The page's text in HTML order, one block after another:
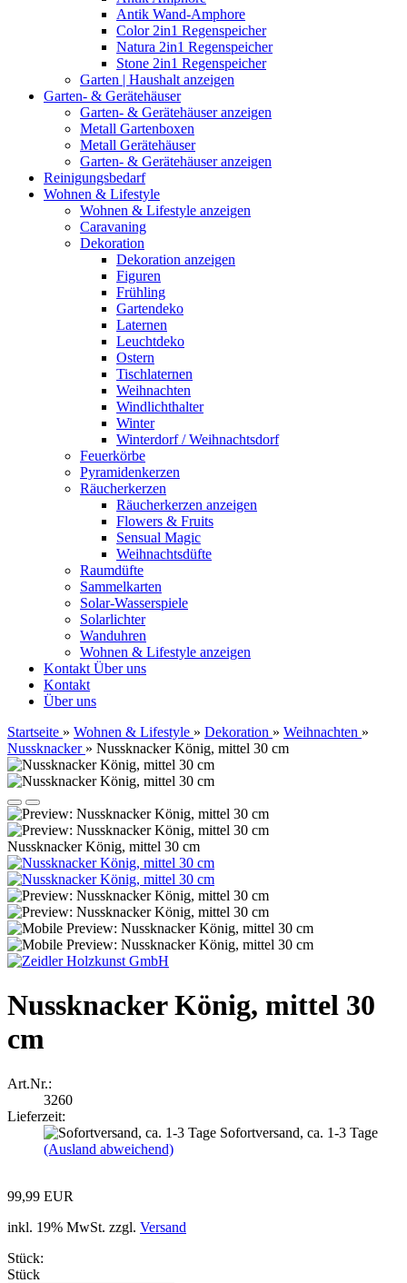
Antik Wand-Amphore
Color 2in1 Regenspeicher
Natura 2in1 Regenspeicher
Stone 2in1 Regenspeicher
Garten | Haushalt anzeigen
Garten- & Gerätehäuser
Garten- & Gerätehäuser anzeigen
Metall Gartenboxen
Metall Gerätehäuser
Garten- & Gerätehäuser anzeigen
Reinigungsbedarf
Wohnen & Lifestyle
Wohnen & Lifestyle anzeigen
Caravaning
Dekoration
Dekoration anzeigen
Figuren
Frühling
Gartendeko
Laternen
Leuchtdeko
Ostern
Tischlaternen
Weihnachten
Windlichthalter
Winter
Winterdorf / Weihnachtsdorf
Feuerkörbe
Pyramidenkerzen
Räucherkerzen
Räucherkerzen anzeigen
Flowers & Fruits
Sensual Magic
Weihnachtsdüfte
Raumdüfte
Sammelkarten
Solar-Wasserspiele
Solarlichter
Wanduhren
Wohnen & Lifestyle anzeigen
Kontakt Über uns
Kontakt
Über uns
Startseite » Wohnen & Lifestyle » Dekoration » Weihnachten »
Nussknacker » Nussknacker König, mittel 30 cm
Nussknacker König, mittel 30 cm
Nussknacker König, mittel 30
cm
Art.Nr.:
3260
Lieferzeit:
Sofortversand, ca. 1-3 Tage
(Ausland abweichend)
99,99 EUR
inkl. 19% MwSt. zzgl. Versand
Stück:
Stück